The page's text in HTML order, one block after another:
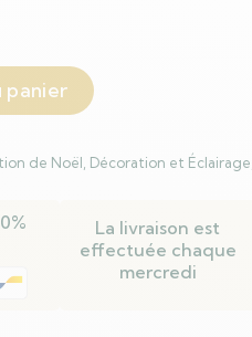
panier
de Noël Décoration et Éclairage
La livraison est
effectuée chaque
mercredi